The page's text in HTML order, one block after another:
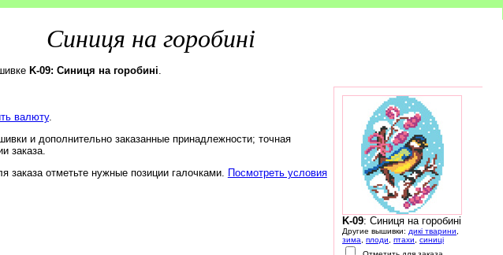
Синиця на горобині
K-09: Синиця на горобині
K-09: Синиця на горобині
Другие вышивки: дикі тварини
зима
плоди птахи
синиці
валюту.
и дополнительно заказанные принадлежности; точная
заказа.
заказа отметьте нужные позиции галочками.
Посмотреть условия